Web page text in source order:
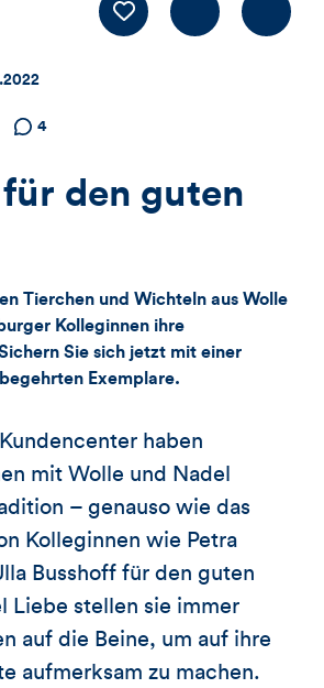
LIKE Kommentieren
Anzahl der
4
den guten
Tierchen und Wichteln aus Wolle
Kolleginnen ihre
Sie sich jetzt mit einer
Exemplare.
haben
mit Wolle und Nadel
– genauso wie das
Kolleginnen wie Petra
Busshoff für den guten
Liebe stellen sie immer
auf die Beine, um auf ihre
aufmerksam zu machen.